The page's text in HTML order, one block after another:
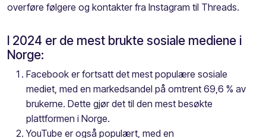
overføre følgere og kontakter fra Instagram til Threads.
I 2024 er de mest brukte sosiale mediene i
Norge:
Facebook er fortsatt det mest populære sosiale
mediet, med en markedsandel på omtrent 69,6 % av
brukerne. Dette gjør det til den mest besøkte
plattformen i Norge.
YouTube er også populært, med en